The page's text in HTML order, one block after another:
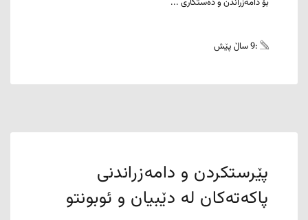
:9 ساڵ پێش
پێرستکردن و دامەزراندنی
پاکەتەکان لە دێبیان و ئوبونتو